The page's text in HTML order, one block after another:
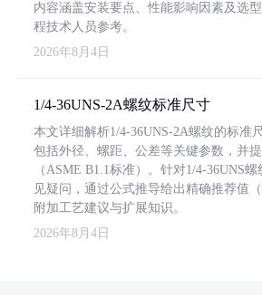
内容涵盖安装要点、性能影响因素及选
程技术人员参考。
2026年8月4日
1/4-36UNS-2A螺纹标准尺寸
本文详细解析1/4-36UNS-2A螺纹的标准
包括外径、螺距、公差等关键参数，并
（ASME B1.1标准）。针对1/4-36UNS
见疑问，通过公式推导给出精确推荐值
附加工艺建议与扩展知识。
2026年8月4日